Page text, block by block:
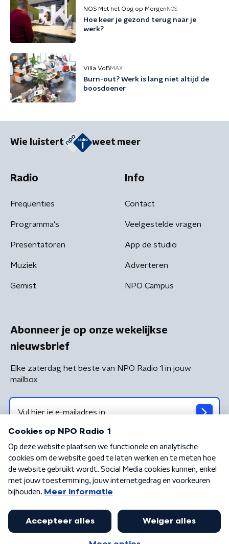
NOS Met het Oog op Morgen NOS
Hoe keer je gezond terug naar je
werk?
Villa VdBMAX
Burn-out? Werk is lang niet altijd de
boosdoener
Wie luistert weet meer
Radio
Frequenties
Programma's
Presentatoren
Muziek
Gemist
Info
Contact
Veelgestelde vragen
App de studio
Adverteren
NPO Campus
Abonneer je op onze wekelijkse
nieuwsbrief
Elke zaterdag het beste van NPO Radio 1 in jouw
mailbox
Algemene voorwaarden